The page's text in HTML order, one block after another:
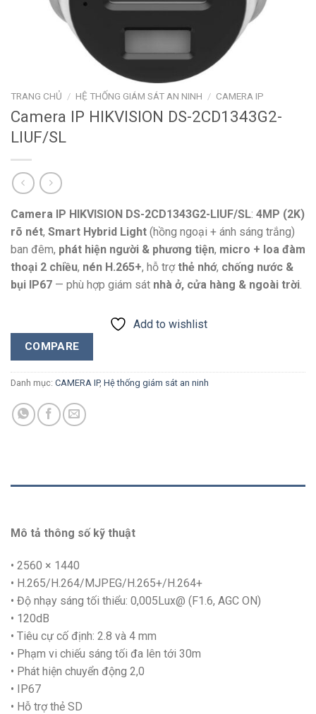
TRANG CHỦ / HỆ THỐNG GIÁM SÁT AN NINH / CAMERA IP
Camera IP HIKVISION DS-2CD1343G2-
LIUF/SL
Camera IP HIKVISION DS-2CD1343G2-LIUF/SL: 4MP (2K)
rõ nét, Smart Hybrid Light (hồng ngoại + ánh sáng trắng)
ban đêm, phát hiện người & phương tiện, micro + loa đàm
thoại 2 chiều, nén H.265+, hỗ trợthẻ nhớ, chống nước &
bụi IP67 — phù hợp giám sát nhà ở, cửa hàng & ngoài trời.
Add to wishlist
COMPARE
Danh mục: CAMERA IP, Hệ thống giám sát an ninh
Mô tả thông số kỹ thuật
• 2560 × 1440
• H.265/H.264/MJPEG/H.265+/H.264+
• Độ nhạy sáng tối thiểu: 0,005Lux@ (F1.6, AGC ON)
• 120dB
• Tiêu cự cố định: 2.8 và 4 mm
• Phạm vi chiếu sáng tối đa lên tới 30m
• Phát hiện chuyển động 2,0
• IP67
• Hỗ trợ thẻ SD